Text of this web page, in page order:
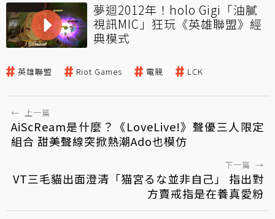
夢迴2012年！holo Gigi「油膩
視訊MIC」狂玩《英雄聯盟》經
典模式
英雄聯盟 Riot Games 電競 LCK
← 上一篇
AiScReam是什麼？《LoveLive!》聲優三人限定
組合 甜美聲線突掀熱潮Ado也模仿
下一篇 →
VT三毛貓出面澄清「猫宮るな並非自己」 指出對
方賣戒指是在養真愛粉